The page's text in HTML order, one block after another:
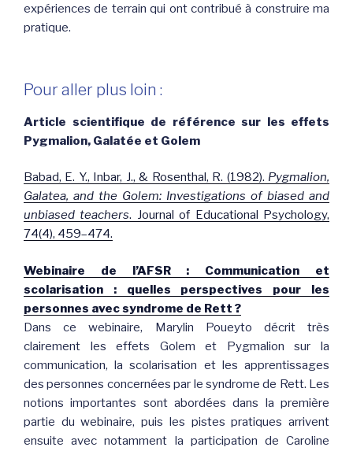
expériences de terrain qui ont contribué à construire ma
pratique.
Pour aller plus loin :
Article scientifique de référence sur les effets
Pygmalion, Galatée et Golem
Babad, E. Y., Inbar, J., & Rosenthal, R. (1982). Pygmalion,
Galatea, and the Golem: Investigations of biased and
unbiased teachers. Journal of Educational Psychology,
74(4), 459–474.
Webinaire de l’AFSR : Communication et
scolarisation : quelles perspectives pour les
personnes avec syndrome de Rett ?
Dans ce webinaire, Marylin Poueyto décrit très
clairement les effets Golem et Pygmalion sur la
communication, la scolarisation et les apprentissages
des personnes concernées par le syndrome de Rett. Les
notions importantes sont abordées dans la première
partie du webinaire, puis les pistes pratiques arrivent
ensuite avec notamment la participation de Caroline